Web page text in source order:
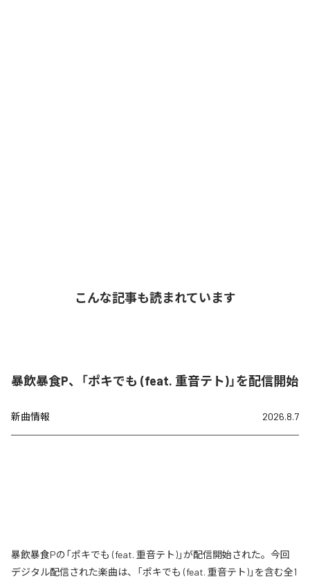
こんな記事も読まれています
暴飲暴食P、「ポキでも (feat. 重音テト)」を配信開始
新曲情報 2026.8.7
暴飲暴食Pの「ポキでも (feat. 重音テト)」が配信開始された。今回
デジタル配信された楽曲は、「ポキでも (feat. 重音テト)」を含む全1